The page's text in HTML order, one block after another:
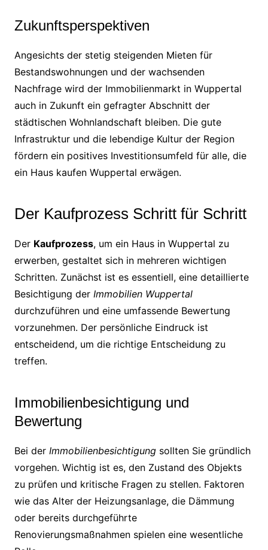
Zukunftsperspektiven
Angesichts der stetig steigenden Mieten für
Bestandswohnungen und der wachsenden
Nachfrage wird der Immobilienmarkt in Wuppertal
auch in Zukunft ein gefragter Abschnitt der
städtischen Wohnlandschaft bleiben. Die gute
Infrastruktur und die lebendige Kultur der Region
fördern ein positives Investitionsumfeld für alle, die
ein Haus kaufen Wuppertal erwägen.
Der Kaufprozess Schritt für Schritt
Der Kaufprozess, um ein Haus in Wuppertal zu
erwerben, gestaltet sich in mehreren wichtigen
Schritten. Zunächst ist es essentiell, eine detaillierte
Besichtigung der Immobilien Wuppertal
durchzuführen und eine umfassende Bewertung
vorzunehmen. Der persönliche Eindruck ist
entscheidend, um die richtige Entscheidung zu
treffen.
Immobilienbesichtigung und
Bewertung
Bei der Immobilienbesichtigungsollten Sie gründlich
vorgehen. Wichtig ist es, den Zustand des Objekts
zu prüfen und kritische Fragen zu stellen. Faktoren
wie das Alter der Heizungsanlage, die Dämmung
oder bereits durchgeführte
Renovierungsmaßnahmen spielen eine wesentliche